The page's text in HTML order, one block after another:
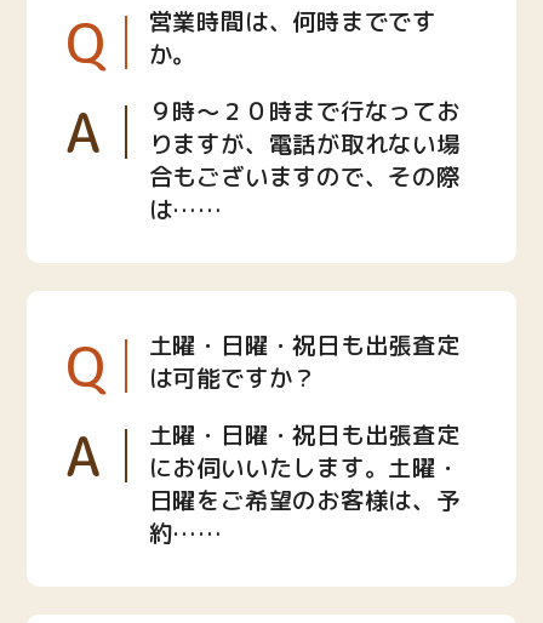
Q
営業時間は、何時までです
か。
A
９時〜２０時まで行なってお
りますが、電話が取れない場
合もございますので、その際
は……
Q
土曜・日曜・祝日も出張査定
は可能ですか？
A
土曜・日曜・祝日も出張査定
にお伺いいたします。土曜・
日曜をご希望のお客様は、予
約……